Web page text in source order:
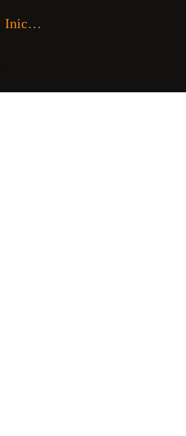
Iniciar sesión